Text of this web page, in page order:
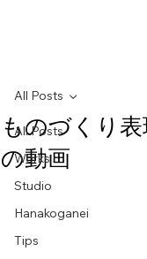
All Posts
Works
Studio
Hanakoganei
Tips
All Posts
ものづくり
の動画